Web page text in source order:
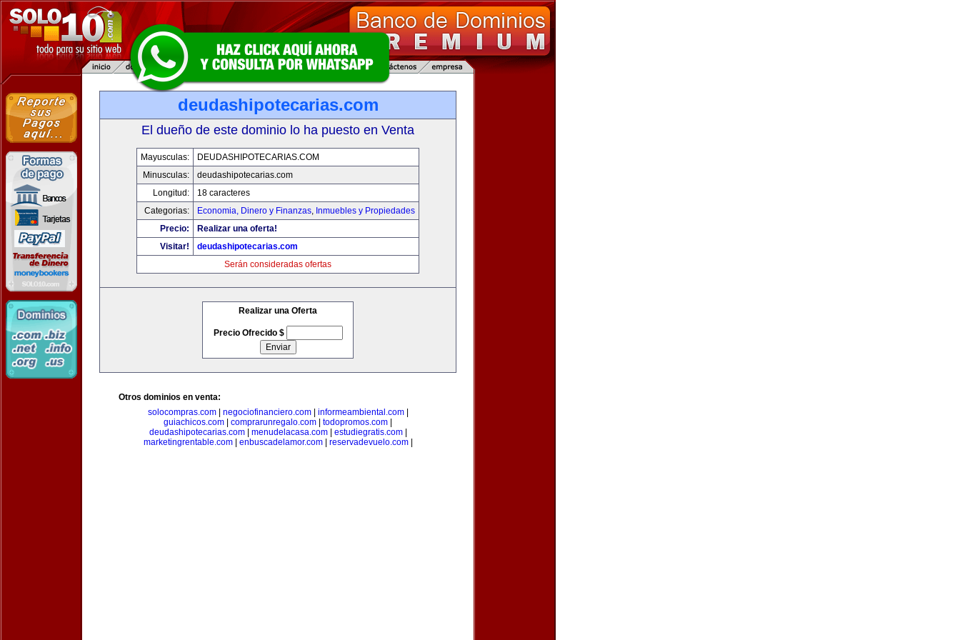
deudashipotecarias.com
El dueño de este dominio lo ha puesto en Venta
Mayusculas:
DEUDASHIPOTECARIAS.COM
Minusculas:
deudashipotecarias.com
Longitud:
18 caracteres
Categorias:
Economia, Dinero y Finanzas, Inmuebles y Propiedades
Precio:
Realizar una oferta!
Visitar!
deudashipotecarias.com
Serán consideradas ofertas
Realizar una Oferta
Precio Ofrecido $
Otros dominios en venta:
solocompras.com| negociofinanciero.com| informeambiental.com|
guiachicos.com
comprarunregalo.com todopromos.com
deudashipotecarias.com| menudelacasa.com| estudiegratis.com|
marketingrentable.com| enbuscadelamor.com| reservadevuelo.com|